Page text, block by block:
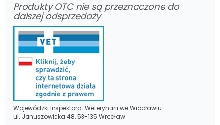
Produkty OTC nie są przeznaczone do
dalszej odsprzedaży
Wojewódzki Inspektorat Weterynarii we Wrocławiu
ul. Januszowicka 48, 53-135 Wrocław